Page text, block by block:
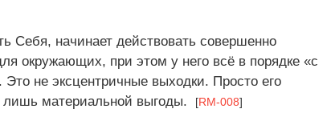
Себя, начинает действовать совершенно
окружающих, при этом у него всё в порядке «с
Это не эксцентричные выходки. Просто его
лишь материальной выгоды.
[RM-008]